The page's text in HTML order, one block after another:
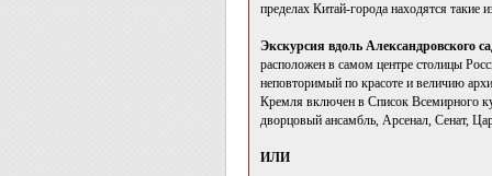
пределах Китай-города находятся
Экскурсия вдоль Александровского
расположен в самом центре столицы
неповторимый по красоте и величию
Кремля включен в Список Всемирного
дворцовый ансамбль, Арсенал, Сенат,
ИЛИ